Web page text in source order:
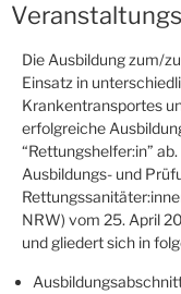
Die Ausbildung zum/
Einsatz in
Krankentransportes
erfolgreiche
“Rettungshelfer:in”
Ausbildungs- und
NRW) vom 25. April
und gliedert sich in